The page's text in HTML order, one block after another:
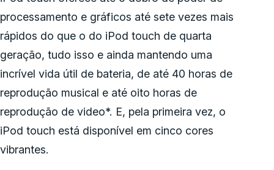
processamento e gráficos até sete vezes mais
rápidos do que o do iPod touch de quarta
geração, tudo isso e ainda mantendo uma
incrível vida útil de bateria, de até 40 horas de
reprodução musical e até oito horas de
reprodução de video*. E, pela primeira vez, o
iPod touch está disponível em cinco cores
vibrantes.